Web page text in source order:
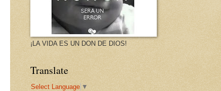
¡LA VIDA ES UN DON DE DIOS!
Translate
Select Language ▼